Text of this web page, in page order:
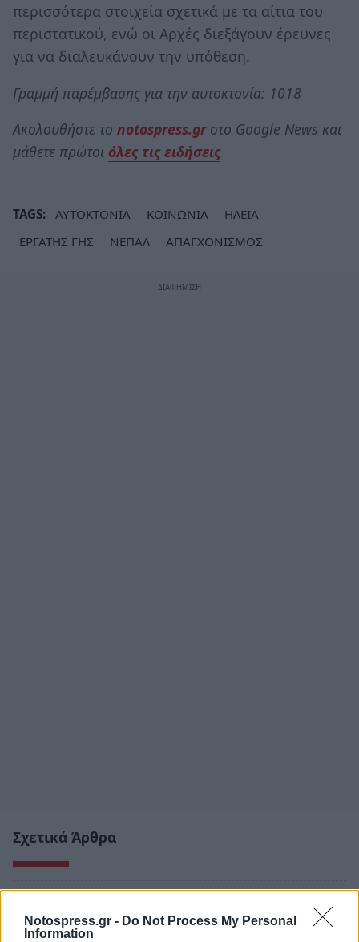
Notospress.gr - Do Not Process My Personal
Information
περισσότερα στοιχεία σχετικά με τα αίτια του
περιστατικού, ενώ οι Αρχές διεξάγουν έρευνες
για να διαλευκάνουν την υπόθεση.
Γραμμή παρέμβασης για την αυτοκτονία: 1018
Ακολουθήστε το notospress.grστο Google News και
μάθετε πρώτοι όλες τις ειδήσεις
TAGS: ΑΥΤΟΚΤΟΝΙΑ ΚΟΙΝΩΝΙΑ
ΗΛΕΙΑ
ΕΡΓΑΤΗΣ ΓΗΣ
ΝΕΠΑΛ ΑΠΑΓΧΟΝΙΣΜΟΣ
Σχετικά Άρθρα